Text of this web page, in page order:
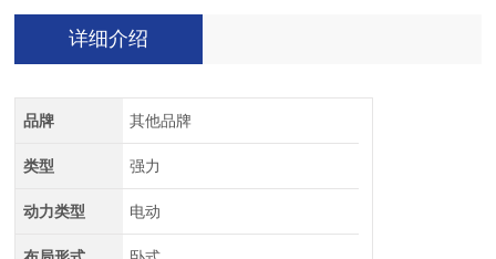
详细介绍
品牌 其他品牌
类型 强力
动力类型 电动